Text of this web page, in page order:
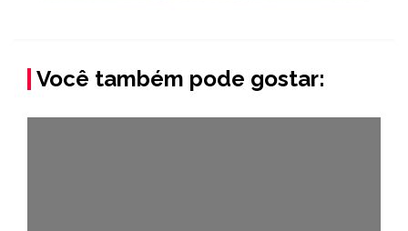
Você também pode gostar: